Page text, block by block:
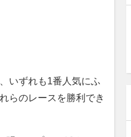
いずれも1番人気にふ
らのレースを勝利でき